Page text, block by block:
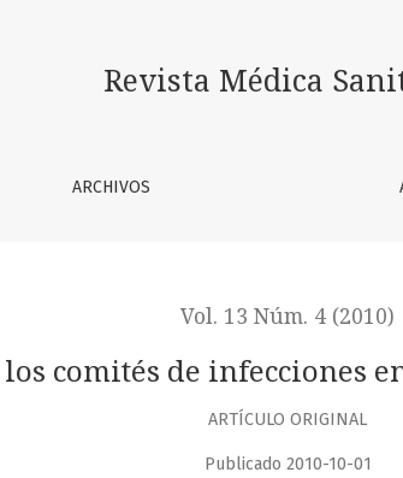
cinco ciudades de Colombia
Revista Médica
ARCHIVOS
Vol. 13 Núm. 4 (2010)
comités de infecciones
ARTÍCULO ORIGINAL
Publicado 2010-10-01